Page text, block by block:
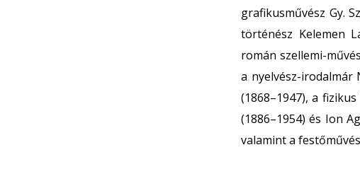
grafikusművész Gy.
történész Kelemen
román szellemi-
a nyelvész-irodalmár
(1868–1947), a
(1886–1954) és Ion
valamint a